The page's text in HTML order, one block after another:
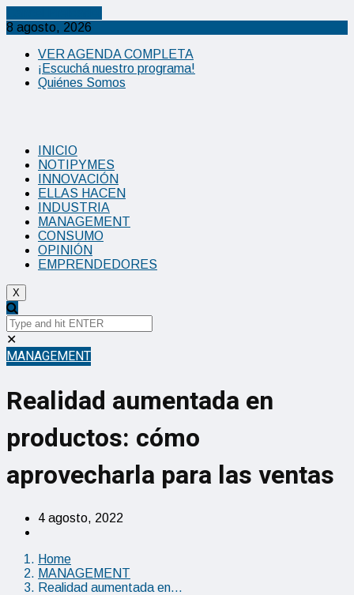
8 agosto, 2026
VER AGENDA COMPLETA
¡Escuchá nuestro programa!
Quiénes Somos
INICIO
NOTIPYMES
INNOVACIÓN
ELLAS HACEN
INDUSTRIA
MANAGEMENT
CONSUMO
OPINIÓN
EMPRENDEDORES
X
✕
MANAGEMENT
Realidad aumentada en
productos: cómo
aprovecharla para las ventas
4 agosto, 2022
Home
MANAGEMENT
Realidad aumentada en…